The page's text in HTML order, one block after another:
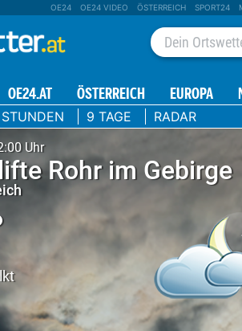
OE24 OE24 VIDEO ÖSTERREICH SPORT24
OE24.AT ÖSTERREICH EUROPA
9 TAGE RADAR
Uhr
Rohr im Gebirge